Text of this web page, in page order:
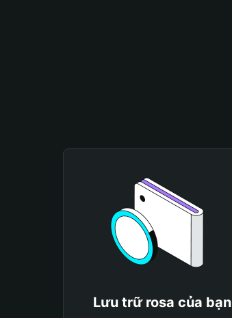
Lưu trữ rosa của bạn